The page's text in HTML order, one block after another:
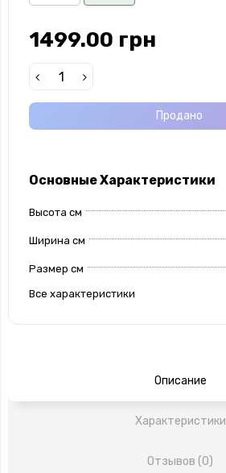
1499.00 грн
Продано
Основные Характеристики
Высота см
Ширина см
Размер см
Все характеристики
Описание
Характеристики
Отзывов (0)